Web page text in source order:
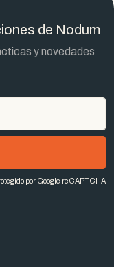
de Nodum
y novedades
por Google reCAPTCHA